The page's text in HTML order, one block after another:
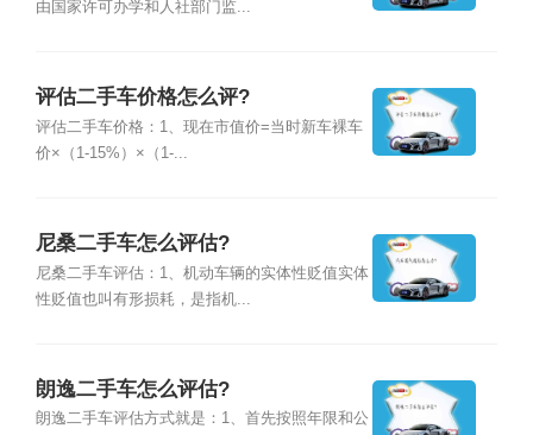
由国家许可办学和人社部门监...
评估二手车价格怎么评?
评估二手车价格：1、现在市值价=当时新车裸车
价×（1-15%）×（1-...
尼桑二手车怎么评估?
尼桑二手车评估：1、机动车辆的实体性贬值实体
性贬值也叫有形损耗，是指机...
朗逸二手车怎么评估?
朗逸二手车评估方式就是：1、首先按照年限和公